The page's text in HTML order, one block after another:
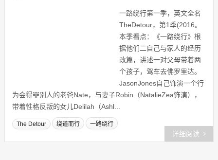
一路绕行第一季，英文全名
TheDetour，第1季(2016。
本季看点：《一路绕行》根
据他们二自己与家人的经历
改篇，讲述一对父母带着两
个孩子，驾车去佛罗里达。
JasonJones自己饰演一个行
为会得罪别人的老爸Nate，与妻子Robin（NatalieZea饰演），
带着性格反叛的女儿Delilah（Ashl...
The Detour 绕道而行 一路绕行
详细阅读